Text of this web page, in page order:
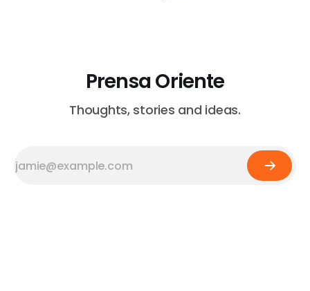
Prensa Oriente
Thoughts, stories and ideas.